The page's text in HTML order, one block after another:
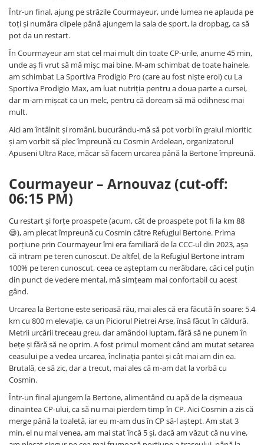
Într-un final, ajung pe străzile Courmayeur, unde lumea ne aplauda pe
toți și număra clipele până ajungem la sala de sport, la dropbag, ca să
pot da un restart.
În Courmayeur am stat cel mai mult din toate CP-urile, anume 45 min,
unde aș fi vrut să mă mișc mai bine. M-am schimbat de toate hainele,
am schimbat La Sportiva Prodigio Pro (care au fost niște eroi) cu La
Sportiva Prodigio Max, am luat nutriția pentru a doua parte a cursei,
dar m-am mișcat ca un melc, pentru că doream să mă odihnesc mai
mult.
Aici am întâlnit și români, bucurându-mă să pot vorbi în graiul mioritic
și am vorbit să plec împreună cu Cosmin Ardelean, organizatorul
Apuseni Ultra Race, măcar să facem urcarea până la Bertone împreună.
Courmayeur – Arnouvaz (cut-off:
06:15 PM)
Cu restart și forțe proaspete (acum, cât de proaspete pot fi la km 88
😄), am plecat împreună cu Cosmin către Refugiul Bertone. Prima
porțiune prin Courmayeur îmi era familiară de la CCC-ul din 2023, așa
că intram pe teren cunoscut. De altfel, de la Refugiul Bertone intram
100% pe teren cunoscut, ceea ce așteptam cu nerăbdare, căci cel puțin
din punct de vedere mental, mă simțeam mai confortabil cu acest
gând.
Urcarea la Bertone este serioasă rău, mai ales că era făcută în soare: 5.4
km cu 800 m elevație, ca un Piciorul Pietrei Arse, însă făcut în căldură.
Metrii urcării treceau greu, dar amândoi luptam, fără să ne punem în
bețe și fără să ne oprim. A fost primul moment când am mutat setarea
ceasului pe a vedea urcarea, înclinația pantei și cât mai am din ea.
Brutală, ce să zic, dar a trecut, mai ales că m-am dat la vorbă cu
Cosmin.
Într-un final ajungem la Bertone, alimentând cu apă de la cișmeaua
dinaintea CP-ului, ca să nu mai pierdem timp în CP. Aici Cosmin a zis că
merge până la toaletă, iar eu m-am dus în CP să-l aștept. Am stat 3
min, el nu mai venea, am mai stat încă 5 și, dacă am văzut că nu vine,